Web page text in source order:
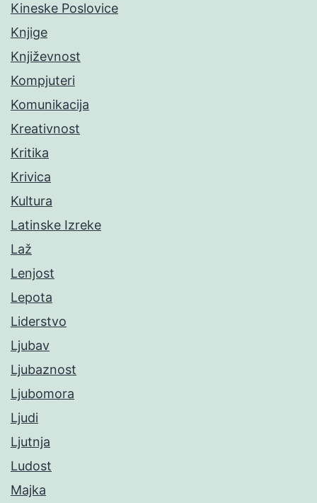
Kineske Poslovice
Knjige
Književnost
Kompjuteri
Komunikacija
Kreativnost
Kritika
Krivica
Kultura
Latinske Izreke
Laž
Lenjost
Lepota
Liderstvo
Ljubav
Ljubaznost
Ljubomora
Ljudi
Ljutnja
Ludost
Majka